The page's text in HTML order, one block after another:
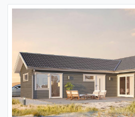
sovrummen och WC.